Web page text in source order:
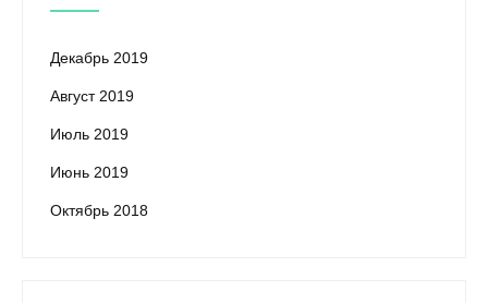
Декабрь 2019
Август 2019
Июль 2019
Июнь 2019
Октябрь 2018